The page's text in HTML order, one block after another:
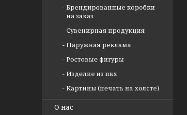
Брендированные коробки
на заказ
Сувенирная продукция
Наружная реклама
Ростовые фигуры
Изделие из пвх
Картины (печать на холсте)
О нас